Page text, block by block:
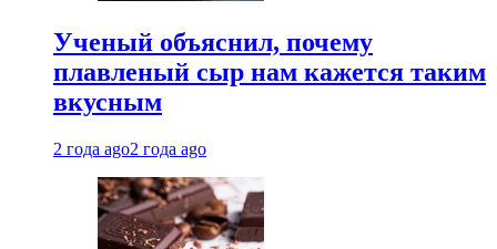
Ученый объяснил, почему
плавленый сыр нам кажется таким
вкусным
2 года ago2 года ago